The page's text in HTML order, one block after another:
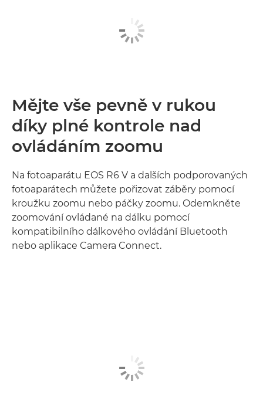
Mějte vše pevně v rukou
díky plné kontrole nad
ovládáním zoomu
Na fotoaparátu EOS R6 V a dalších podporovaných
fotoaparátech můžete pořizovat záběry pomocí
kroužku zoomu nebo páčky zoomu. Odemkněte
zoomování ovládané na dálku pomocí
kompatibilního dálkového ovládání Bluetooth
nebo aplikace Camera Connect.